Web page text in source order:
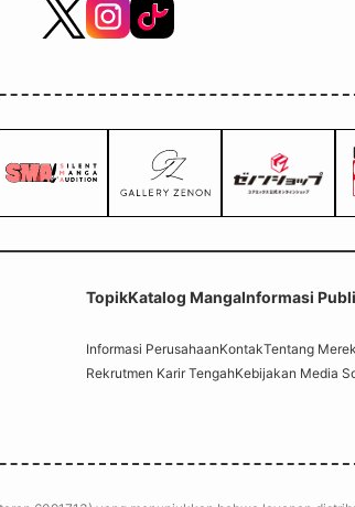
TopikKatalog MangaInformasi
Informasi PerusahaanKontakTentang
Rekrutmen Karir TengahKebijakan Media